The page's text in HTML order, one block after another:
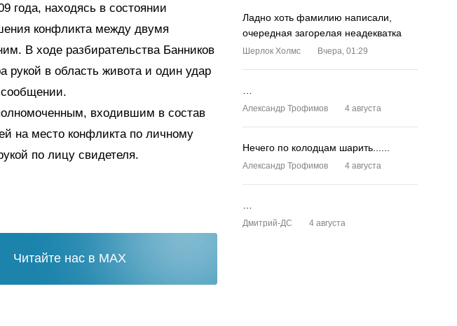
года, находясь в состоянии
конфликта между двумя
В ходе разбирательства Банников
рукой в область живота и один удар
сообщении.
входившим в состав
на место конфликта по личному
по лицу свидетеля.
Читайте нас в MAX
Ладно хоть фамилию написали,
очередная загорелая неадекватка
Шерлок Холмс Вчера, 01:29
Александр Трофимов 4 августа
Нечего по колодцам шарить......
Александр Трофимов 4 августа
Дмитрий-ДС 4 августа